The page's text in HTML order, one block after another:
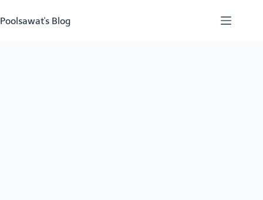
to
content
Poolsawat's Blog